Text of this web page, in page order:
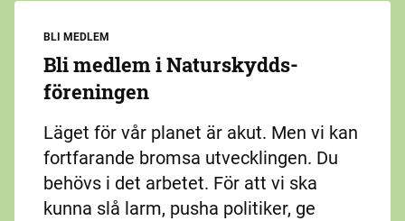
BLI MEDLEM
Bli medlem i Naturskydds­
föreningen
Läget för vår planet är akut. Men vi kan
fortfarande bromsa utvecklingen. Du
behövs i det arbetet. För att vi ska
kunna slå larm, pusha politiker, ge